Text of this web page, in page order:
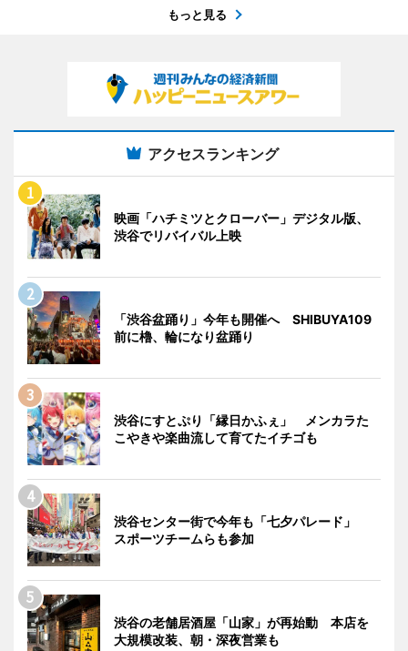
もっと見る
アクセスランキング
映画「ハチミツとクローバー」デジタル版、
渋谷でリバイバル上映
「渋谷盆踊り」今年も開催へ SHIBUYA109
前に櫓、輪になり盆踊り
渋谷にすとぷり「縁日かふぇ」 メンカラた
こやきや楽曲流して育てたイチゴも
渋谷センター街で今年も「七夕パレード」
スポーツチームらも参加
渋谷の老舗居酒屋「山家」が再始動 本店を
大規模改装、朝・深夜営業も